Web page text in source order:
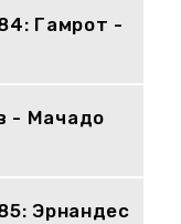
Гамрот -
- Мачадо
Эрнандес